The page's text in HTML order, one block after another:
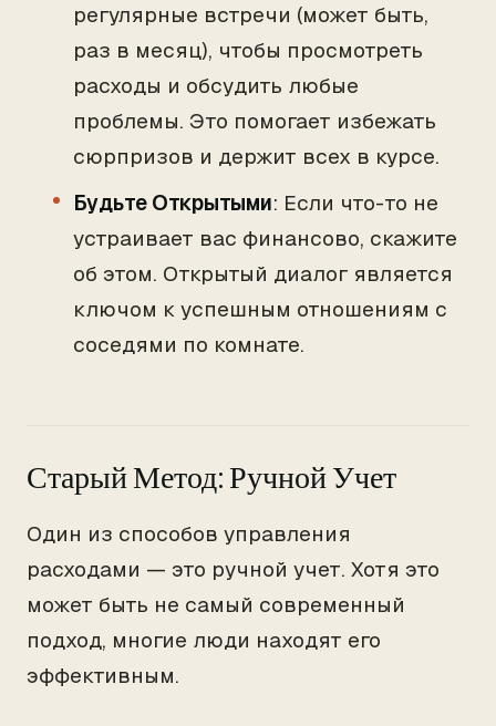
регулярные встречи (может быть,
раз в месяц), чтобы просмотреть
расходы и обсудить любые
проблемы. Это помогает избежать
сюрпризов и держит всех в курсе.
Будьте Открытыми: Если что-то не
устраивает вас финансово, скажите
об этом. Открытый диалог является
ключом к успешным отношениям с
соседями по комнате.
Старый Метод: Ручной Учет
Один из способов управления
расходами — это ручной учет. Хотя это
может быть не самый современный
подход, многие люди находят его
эффективным.